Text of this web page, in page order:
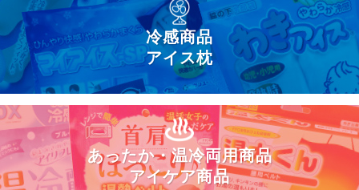
冷感商品
アイス枕
あったか・温冷両用商品
アイケア商品